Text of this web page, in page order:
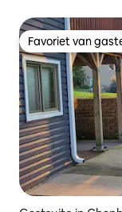
Favoriet van
Favoriet van